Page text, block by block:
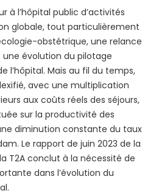
à l’hôpital public d’activités
globale, tout particulièrement
obstétrique, une relance
évolution du pilotage
l’hôpital. Mais au fil du temps,
avec une multiplication
aux coûts réels des séjours,
sur la productivité des
diminution constante du taux
Le rapport de juin 2023 de la
T2A conclut à la nécessité de
dans l’évolution du